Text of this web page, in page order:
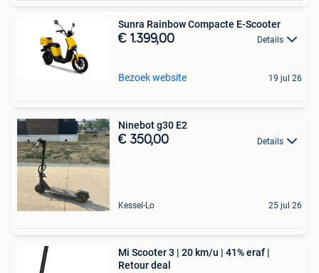
Sunra Rainbow Compacte E-Scooter
€ 1.399,00 Details
Bezoek website 19 jul 26
Ninebot g30 E2
€ 350,00 Details
Kessel-Lo 25 jul 26
Mi Scooter 3 | 20 km/u | 41% eraf |
Retour deal